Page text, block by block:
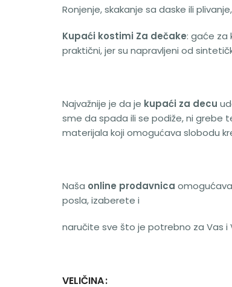
Ronjenje, skakanje sa daske ili
Kupaći kostimi Za dečake: gaće za
praktični, jer su napravljeni od
Najvažnije je da je kupaći za decu
sme da spada ili se podiže, ni grebe
materijala koji omogućava slobodu
Naša online prodavnica
posla, izaberete i
naručite sve što je potrebno za Vas i
VELIČINA
Alternative: